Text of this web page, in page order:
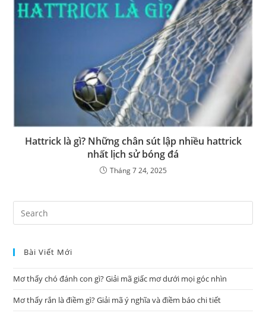
Hattrick là gì? Những chân sút lập nhiều hattrick
nhất lịch sử bóng đá
Tháng 7 24, 2025
Bài Viết Mới
Mơ thấy chó đánh con gì? Giải mã giấc mơ dưới mọi góc nhìn
Mơ thấy rắn là điềm gì? Giải mã ý nghĩa và điềm báo chi tiết